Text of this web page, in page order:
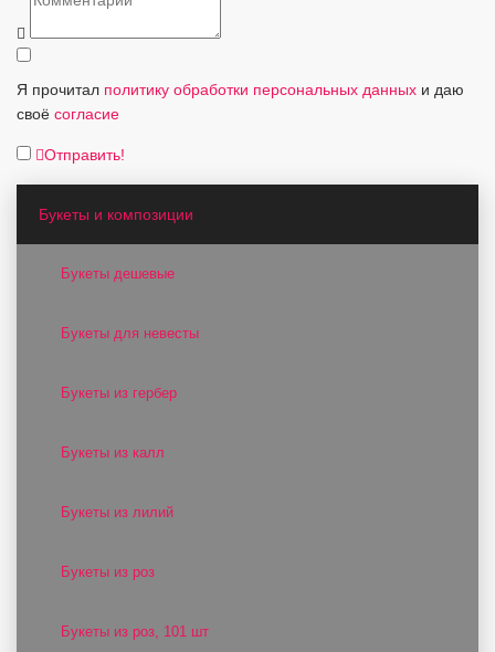
Я прочитал политику обработки персональных данных и даю
своё согласие
Отправить!
Букеты и композиции
Букеты дешевые
Букеты для невесты
Букеты из гербер
Букеты из калл
Букеты из лилий
Букеты из роз
Букеты из роз, 101 шт